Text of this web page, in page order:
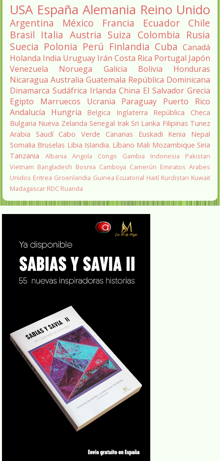
USA España Alemania Reino Unido
Argentina México Francia Ecuador
Chile
Brasil Italia Austria Suiza Colombia Rusia
Suecia Polonia Perú Finlandia Cuba Canadá
Holanda India Uruguay Irán Costa Rica Portugal Japón
Venezuela
Noruega Galicia Bolivia
Honduras
Nicaragua Australia Guatemala República Dominicana
Dinamarca Sudáfrica Irlanda China El Salvador Grecia
Egipto
Marruecos Ucrania Paraguay
Puerto Rico
Andalucía
Hungria Belgica Inglaterra
República Checa
Bulgaria Nueva Zelanda Senegal Irak Sri Lanka Filipinas Tunez
Arabia Saudí Cabo Verde Canarias Euskadi Kenia
Nepal
Somalia Bruselas Libia Islandia. Líbano Mali Mozambique Siria
Tanzania
Albania Angola Congo Gambia Indonesia
Pakistan
Vietnam Bangladesh Bosnia Camboya Camerún Emiratos Arabes
Unidos Eritrea Groenlandia Guinea Ecuatorial Haití Kurdistan Kuwait
Madagascar RDC Ruanda